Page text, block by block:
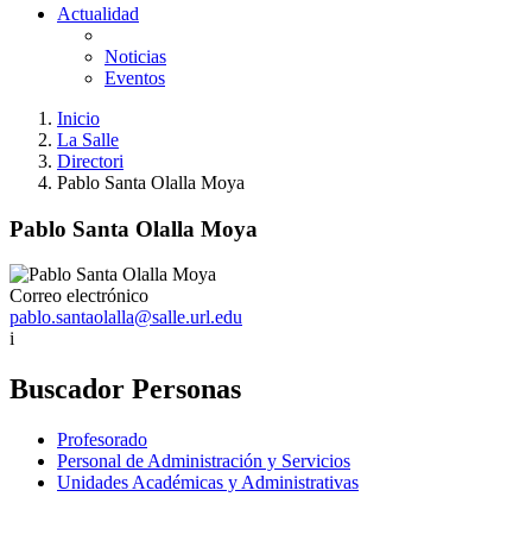
Actualidad
Noticias
Eventos
Inicio
La Salle
Directori
Pablo Santa Olalla Moya
Pablo Santa Olalla Moya
Correo electrónico
pablo.santaolalla@salle.url.edu
i
Buscador Personas
Profesorado
Personal de Administración y Servicios
Unidades Académicas y Administrativas